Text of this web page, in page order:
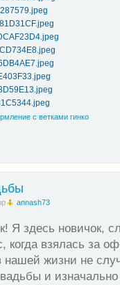
с ветками гинко
annash73
Я здесь новичок,
когда взялась за
нашей жизни не
и изначально